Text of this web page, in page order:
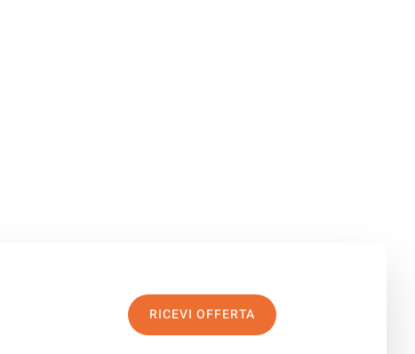
RICEVI OFFERTA